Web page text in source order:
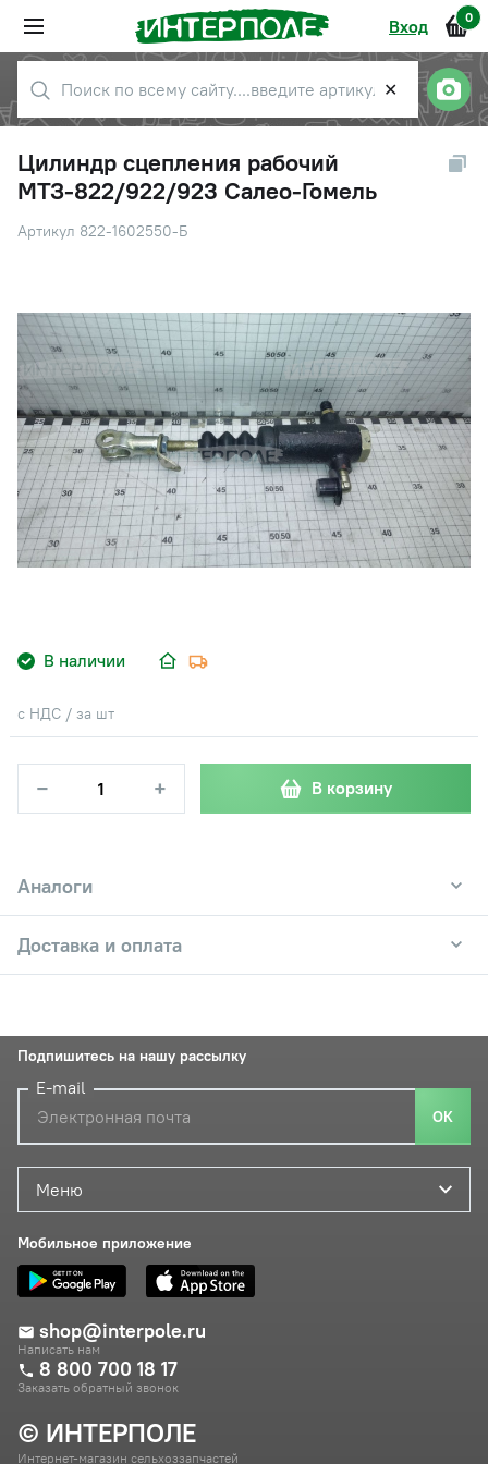
Вход 0
✕
Цилиндр сцепления рабочий
МТЗ-822/922/923 Салео-Гомель
Артикул 822-1602550-Б
В наличии
с НДС / за шт
− + В корзину
Аналоги
Доставка и оплата
© ИНТЕРПОЛЕ
Интернет-магазин сельхоззапчастей
Меню
Мобильное приложение
shop@interpole.ru
Написать нам
8 800 700 18 17
Заказать обратный звонок
Подпишитесь на нашу рассылку
E-mail
ОК